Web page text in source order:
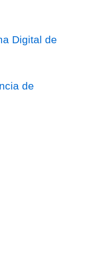
Digital de
de